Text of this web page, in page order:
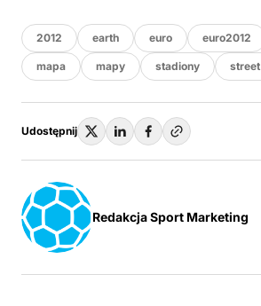
2012 earth euro euro2012
mapa mapy stadiony street
Udostępnij
Redakcja Sport Marketing